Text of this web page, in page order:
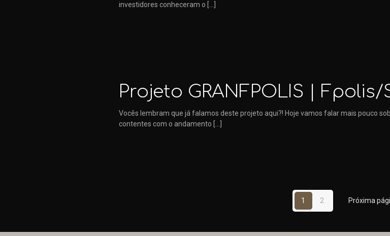
investidores conheceram o
Projeto GRANFPOLIS | Fpolis/
Vocês lembram que já falamos deste projeto aqui?! Hoje vamos falar mais pouco
contentes com o andamento
1 2 Próxima